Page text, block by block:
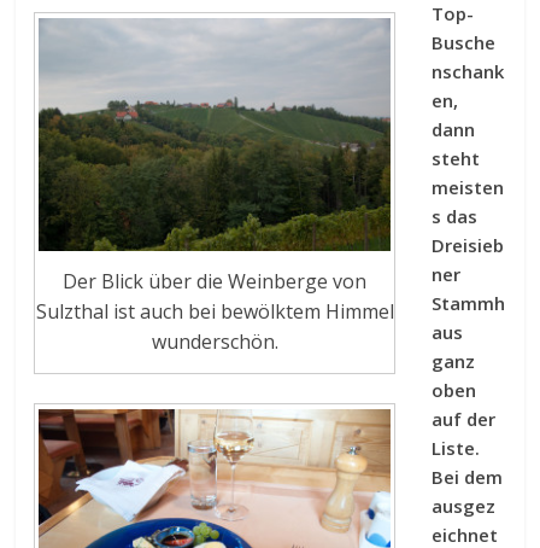
Der Blick über die Weinberge von
Sulzthal ist auch bei bewölktem Himmel
wunderschön.
Top-
Busche
nschank
en,
dann
steht
meisten
s das
Dreisieb
ner
Stammh
aus
ganz
oben
auf der
Liste.
Bei dem
ausgez
eichnet